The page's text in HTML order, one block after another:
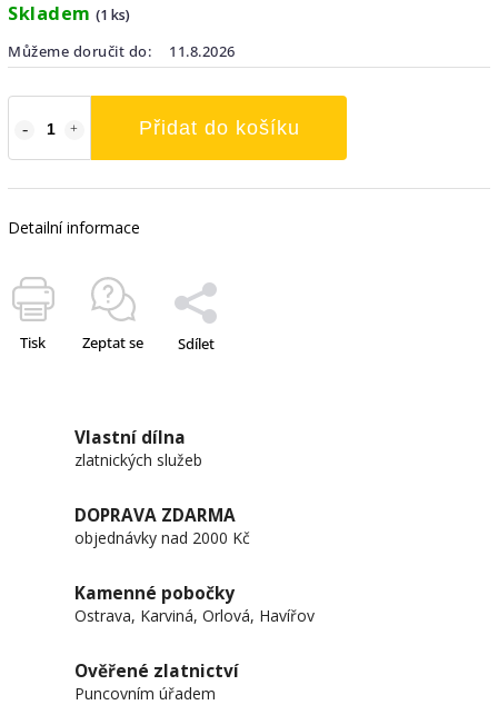
Skladem (1 ks)
Můžeme doručit do:
11.8.2026
Přidat do košíku
Detailní informace
Tisk Zeptat se Sdílet
Vlastní dílna
zlatnických služeb
DOPRAVA ZDARMA
objednávky nad 2000 Kč
Kamenné pobočky
Ostrava, Karviná, Orlová, Havířov
Ověřené zlatnictví
Puncovním úřadem